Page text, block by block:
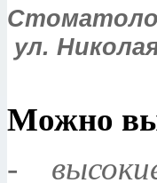
ул.
Можно
-